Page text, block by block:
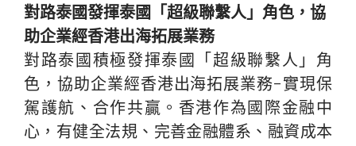
對路泰國發揮泰國「超級聯繫人」角色，協
助企業經香港出海拓展業務
對路泰國積極發揮泰國「超級聯繫人」角
色，協助企業經香港出海拓展業務-實現保
駕護航、合作共贏。香港作為國際金融中
心，有健全法規、完善金融體系、融資成本